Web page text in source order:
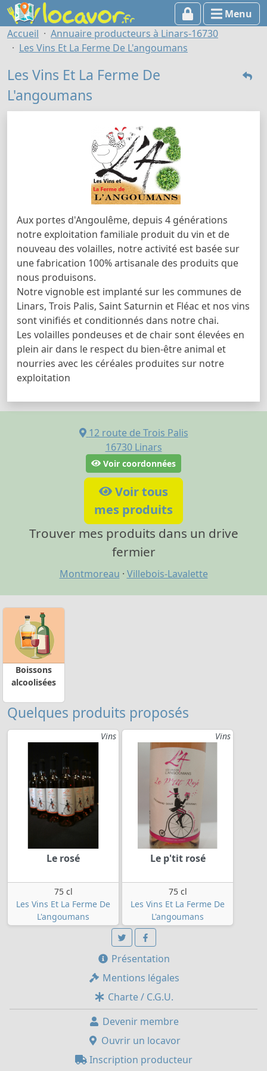
Menu
Accueil
Annuaire producteurs à Linars-16730
Les Vins Et La Ferme De L'angoumans
Les Vins Et La Ferme De
L'angoumans
Aux portes d'Angoulême, depuis 4 générations
notre exploitation familiale produit du vin et de
nouveau des volailles, notre activité est basée sur
une fabrication 100% artisanale des produits que
nous produisons.
Notre vignoble est implanté sur les communes de
Linars, Trois Palis, Saint Saturnin et Fléac et nos vins
sont vinifiés et conditionnés dans notre chai.
Les volailles pondeuses et de chair sont élevées en
plein air dans le respect du bien-être animal et
nourries avec les céréales produites sur notre
exploitation
12 route de Trois Palis
16730 Linars
Voir coordonnées
Voir tous
mes produits
Trouver mes produits dans un drive
fermier
Montmoreau · Villebois-Lavalette
Boissons
alcoolisées
Quelques produits proposés
Vins
Le rosé
75 cl
Les Vins Et La Ferme De
L'angoumans
Vins
Le p'tit rosé
75 cl
Les Vins Et La Ferme De
L'angoumans
Présentation
Mentions légales
Charte / C.G.U.
Devenir membre
Ouvrir un locavor
Inscription producteur